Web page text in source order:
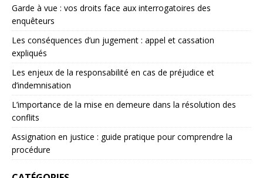
Garde à vue : vos droits face aux interrogatoires des
enquêteurs
Les conséquences d’un jugement : appel et cassation
expliqués
Les enjeux de la responsabilité en cas de préjudice et
d’indemnisation
L’importance de la mise en demeure dans la résolution des
conflits
Assignation en justice : guide pratique pour comprendre la
procédure